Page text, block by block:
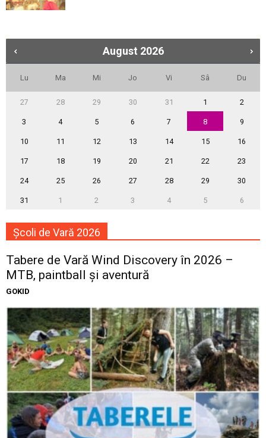
August 2026
Lu Ma Mi Jo Vi Sâ Du
27 28 29 30 31 1 2
3 4 5 6 7 8 9
10 11 12 13 14 15 16
17 18 19 20 21 22 23
24 25 26 27 28 29 30
31 1 2 3 4 5 6
Școli de Vară 2026
Tabere de Vară Wind Discovery în 2026 –
MTB, paintball și aventură
GOKID